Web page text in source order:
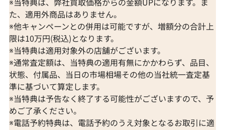
K18 ブルートパーズ・ダイヤモンド
65.57・0.26・0.06ct
参考買取価格
K18 トルマリン
参考買取価格
た、適用外商品はありません。
※他キャンペーンとの併用は可能ですが、増額分の合計上
限は10万円(税込)となります。
※当特典は適用対象外の店舗がございます。
※通常査定額は、当特典の適用有無にかかわらず、品目、
状態、付属品、当日の市場相場その他の当社統一査定基
準に基づいて算定します。
※当特典は予告なく終了する可能性がございますので、予
めご了承ください。
※電話予約特典は、電話予約のうえ対象となるお取引に適